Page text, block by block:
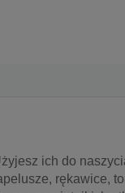
ich do
rękawice,